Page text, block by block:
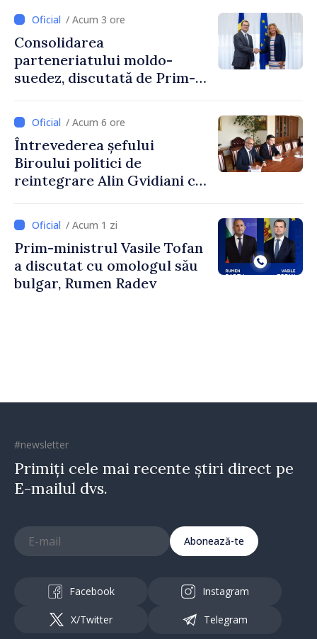
Republica Moldova merge în
direcția corectă”
/ Acum 3 ore
Consolidarea
parteneriatului moldo-
suedez, discutată de Prim-
Ambasadoarea Suediei,
Petra Lärke/ Acum 6 ore
Întrevederea șefului
Biroului politici de
reintegrare Alin Gvidiani cu
Comitetului Internațional al
Crucii Roșii în Moldova
/ Acum 1 zi
Prim-ministrul Vasile Tofan
a discutat cu omologul său
bulgar, Rumen Radev
#newsletter
Primiți cele mai recente știri direct pe
E-mailul dvs.
Abonează-te
Facebook Instagram
X/Twitter Telegram